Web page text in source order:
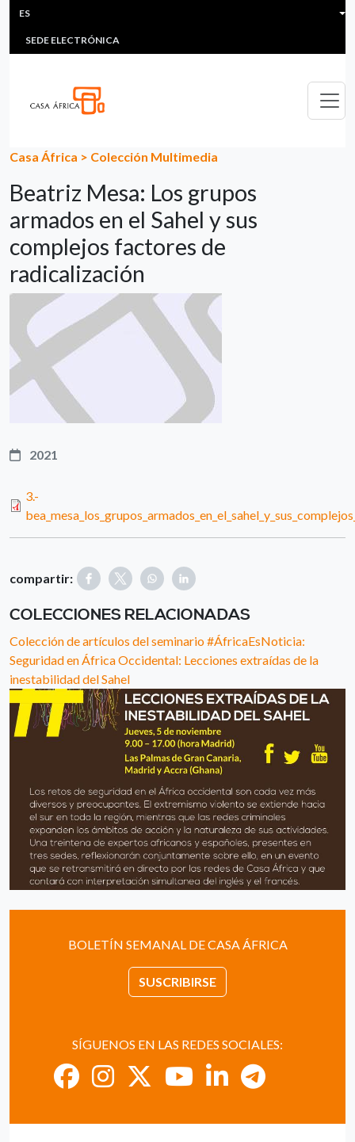
Pasar al contenido principal
HEADER MENU
MULTIMEDIA
SEDE ELECTRÓNICA
ES
Casa África > Colección Multimedia
Beatriz Mesa: Los grupos
armados en el Sahel y sus
complejos factores de
radicalización
2021
3.-
compartir:
COLECCIONES RELACIONADAS
Colección de artículos del seminario #ÁfricaEsNoticia:
Seguridad en África Occidental: Lecciones extraídas de la
inestabilidad del Sahel
BOLETÍN SEMANAL DE CASA ÁFRICA
SUSCRIBIRSE
SÍGUENOS EN LAS REDES SOCIALES: